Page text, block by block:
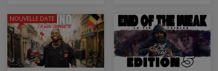
NOUVELLE DATE